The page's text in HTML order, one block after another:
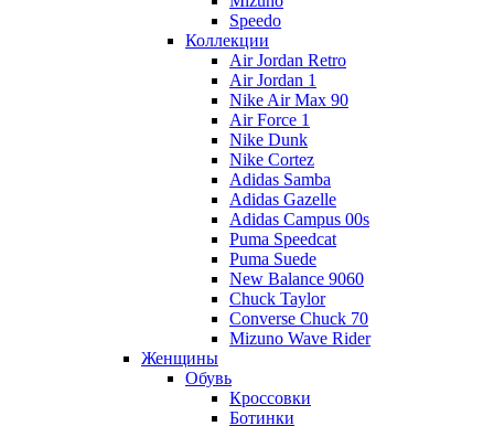
Speedo
Коллекции
Air Jordan Retro
Air Jordan 1
Nike Air Max 90
Air Force 1
Nike Dunk
Nike Cortez
Adidas Samba
Adidas Gazelle
Adidas Campus 00s
Puma Speedcat
Puma Suede
New Balance 9060
Chuck Taylor
Converse Chuck 70
Mizuno Wave Rider
Женщины
Обувь
Кроссовки
Ботинки